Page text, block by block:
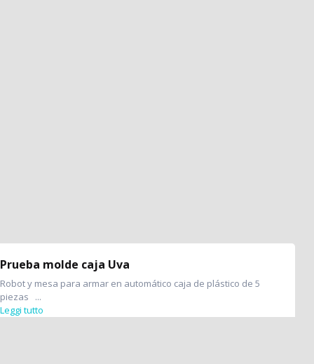
Prueba molde caja Uva
Robot y mesa para armar en automático caja de plástico de 5
piezas ...
Leggi tutto